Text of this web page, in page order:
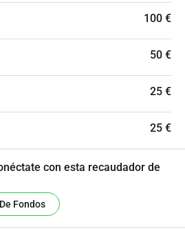
100 €
50 €
25 €
25 €
con esta recaudador de
Fondos